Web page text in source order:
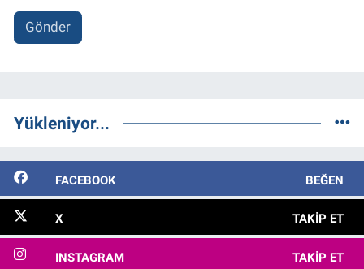
Gönder
Yükleniyor...
FACEBOOK BEĞEN
X TAKIP ET
INSTAGRAM TAKIP ET